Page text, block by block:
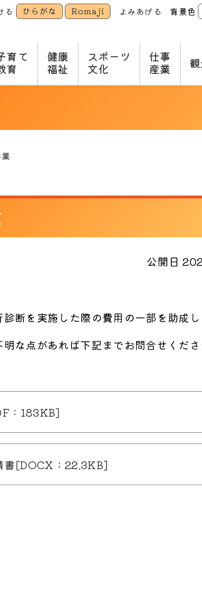
る ひらがな Romaji よみあげる 背景色
育て
育
健康
福祉
スポーツ
文化
仕事
産業
公開日
断を実施した際の費用の一部を助成
な点があれば下記までお問合せくだ
：183KB]
書[DOCX：22.3KB]